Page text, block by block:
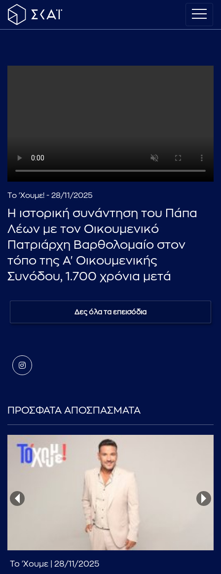
Το 'Χουμε! - 28/11/2025
Η ιστορική συνάντηση του Πάπα
Λέων με τον Οικουμενικό
Πατριάρχη Βαρθολομαίο στον
τόπο της Α' Οικουμενικής
Συνόδου, 1.700 χρόνια μετά
Δες όλα τα επεισόδια
ΠΡΟΣΦΑΤΑ ΑΠΟΣΠΑΣΜΑΤΑ
Το 'Χουμε | 28/11/2025